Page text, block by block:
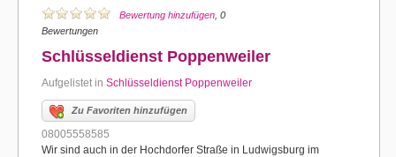
Bewertung hinzufügen , 0
Bewertungen
Schlüsseldienst Poppenweiler
Aufgelistet in Schlüsseldienst Poppenweiler
Zu Favoriten hinzufügen
08005558585
Wir sind auch in der Hochdorfer Straße in Ludwigsburg im